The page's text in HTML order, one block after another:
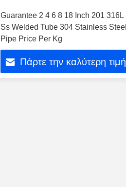
Guarantee 2 4 6 8 18 Inch 201 316L
Ss Welded Tube 304 Stainless Steel
Pipe Price Per Kg
Πάρτε την καλύτερη τιμή